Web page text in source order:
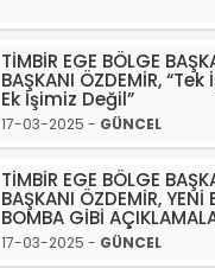
TİMBİR EGE BÖLGE
BAŞKANI ÖZDEMİR,
Ek İşimiz Değil”
17-03-2025 - GÜNCEL
TİMBİR EGE BÖLGE
BAŞKANI ÖZDEMİR, YENİ
BOMBA GİBİ
17-03-2025 - GÜNCEL